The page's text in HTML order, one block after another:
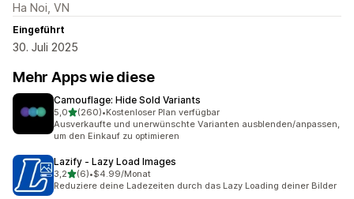
Ha Noi, VN
Eingeführt
30. Juli 2025
Mehr Apps wie diese
Camouflage: Hide Sold Variants
5,0von 5 Sternen
(260)
260 Rezensionen insgesamt
•Kostenloser Plan verfügbar
Ausverkaufte und unerwünschte Varianten ausblenden/anpassen,
um den Einkauf zu optimieren
Lazify ‑ Lazy Load Images
3,2von 5 Sternen
(6)
6 Rezensionen insgesamt
•$4.99/Monat
Reduziere deine Ladezeiten durch das Lazy Loading deiner Bilder